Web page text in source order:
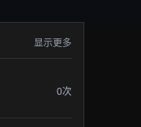
显示更多
0次